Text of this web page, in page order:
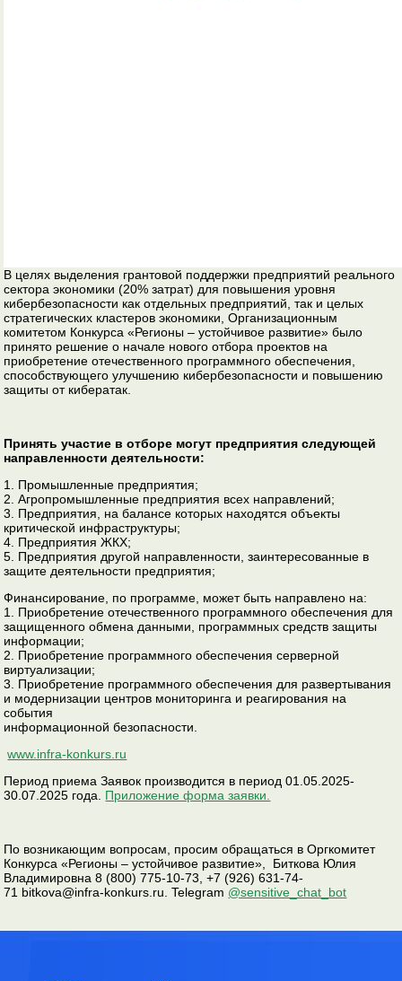
В целях выделения грантовой поддержки предприятий реального
сектора экономики (20% затрат) для повышения уровня
кибербезопасности как отдельных предприятий, так и целых
стратегических кластеров экономики, Организационным
комитетом Конкурса «Регионы – устойчивое развитие» было
принято решение о начале нового отбора проектов на
приобретение отечественного программного обеспечения,
способствующего улучшению кибербезопасности и повышению
защиты от кибератак.
Принять участие в отборе могут предприятия следующей
направленности деятельности:
1. Промышленные предприятия;
2. Агропромышленные предприятия всех направлений;
3. Предприятия, на балансе которых находятся объекты
критической инфраструктуры;
4. Предприятия ЖКХ;
5. Предприятия другой направленности, заинтересованные в
защите деятельности предприятия;
Финансирование, по программе, может быть направлено на:
1. Приобретение отечественного программного обеспечения для
защищенного обмена данными, программных средств защиты
информации;
2. Приобретение программного обеспечения серверной
виртуализации;
3. Приобретение программного обеспечения для развертывания
и модернизации центров мониторинга и реагирования на
события
информационной безопасности.
www.infra-konkurs.ru
Период приема Заявок производится в период 01.05.2025-
30.07.2025 года. Приложение форма заявки.
По возникающим вопросам, просим обращаться в Оргкомитет
Конкурса «Регионы – устойчивое развитие», Биткова Юлия
Владимировна 8 (800) 775-10-73, +7 (926) 631-74-
71 bitkova@infra-konkurs.ru. Telegram @sensitive_chat_bot